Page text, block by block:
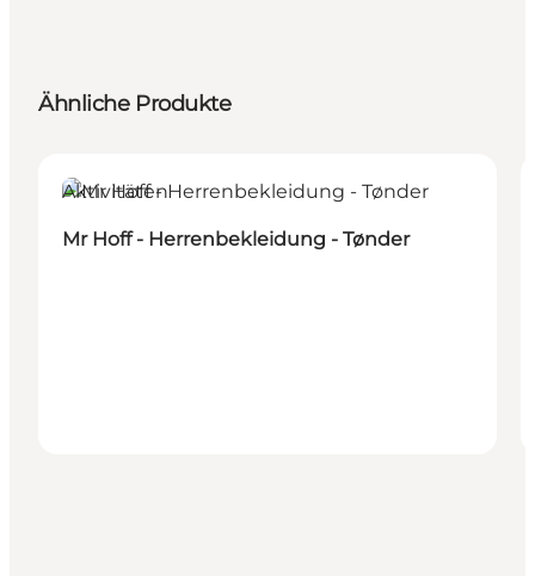
Ähnliche Produkte
Aktivitäten
Mr Hoff - Herrenbekleidung - Tønder